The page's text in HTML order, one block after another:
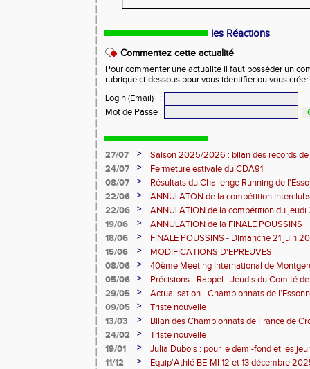
les Réactions
Commentez cette actualité
Pour commenter une actualité il faut posséder un
rubrique ci-dessous pour vous identifier ou vous
Login (Email)
:
Mot de Passe :
27/07 >
Saison 2025/2026 : bilan des records de
24/07
>
Fermeture estivale du CDA91
08/07
>
Résultats du Challenge Running de
12 07 2026)
22/06 >
ANNULATON de la compétition
juin
22/06 >
ANNULATION de la compétition du jeudi
19/06
>
ANNULATION de la FINALE POUSSINS
18/06
>
FINALE POUSSINS - Dimanche 21 juin
15/06
>
MODIFICATIONS D'EPREUVES
08/06
>
40ème Meeting International de
05/06
>
Précisions - Rappel - Jeudis du Comité
29/05
>
Actualisation - Championnats de
Montgeron
09/05 >
Triste nouvelle
13/03
>
Bilan des Championnats de France de
24/02
>
Triste nouvelle
19/01
>
Julia Dubois : pour le demi-fond et les
11/12
>
Equip'Athlé BE-MI 12 et 13 décembre